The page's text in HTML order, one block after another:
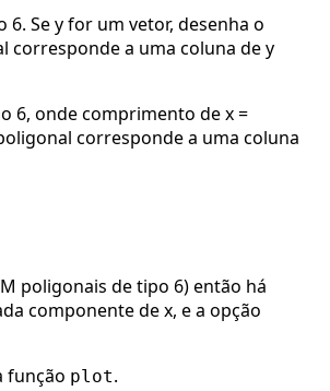
6. Se y for um vetor, desenha o
corresponde a uma coluna de y
6, onde comprimento de x =
corresponde a uma coluna
poligonais de tipo 6) então há
componente de x, e a opção
função plot.